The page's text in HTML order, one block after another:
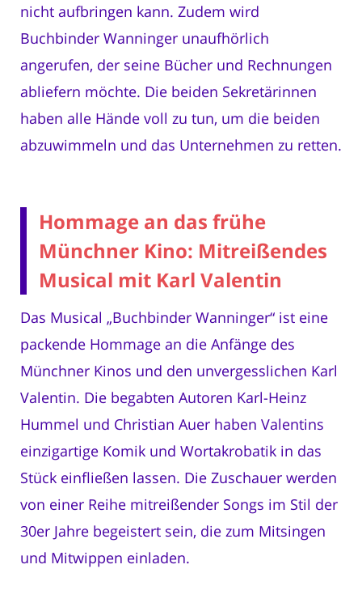
nicht aufbringen kann. Zudem wird
Buchbinder Wanninger unaufhörlich
angerufen, der seine Bücher und Rechnungen
abliefern möchte. Die beiden Sekretärinnen
haben alle Hände voll zu tun, um die beiden
abzuwimmeln und das Unternehmen zu retten.
Hommage an das frühe
Münchner Kino: Mitreißendes
Musical mit Karl Valentin
Das Musical „Buchbinder Wanninger“ ist eine
packende Hommage an die Anfänge des
Münchner Kinos und den unvergesslichen Karl
Valentin. Die begabten Autoren Karl-Heinz
Hummel und Christian Auer haben Valentins
einzigartige Komik und Wortakrobatik in das
Stück einfließen lassen. Die Zuschauer werden
von einer Reihe mitreißender Songs im Stil der
30er Jahre begeistert sein, die zum Mitsingen
und Mitwippen einladen.